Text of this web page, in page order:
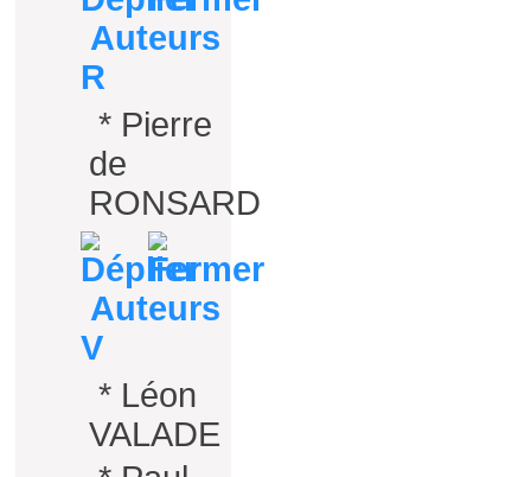
Auteurs
R
* Pierre
de
RONSARD
Auteurs
V
* Léon
VALADE